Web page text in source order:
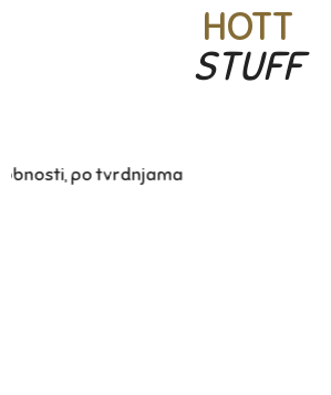
HOTT
STUFF
Godišnji odmor – odmorite se od sebe